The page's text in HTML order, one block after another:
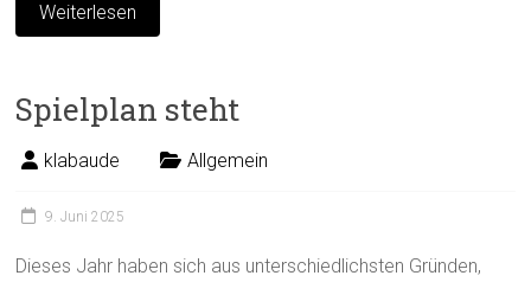
Weiterlesen
Spielplan steht
klabaude Allgemein
9. Juni 2025
Dieses Jahr haben sich aus unterschiedlichsten Gründen,